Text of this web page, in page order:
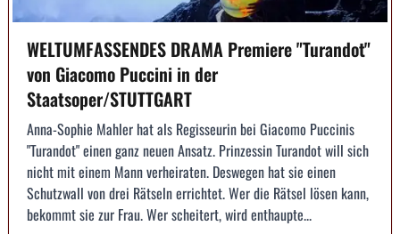
WELTUMFASSENDES DRAMA Premiere "Turandot"
von Giacomo Puccini in der
Staatsoper/STUTTGART
Anna-Sophie Mahler hat als Regisseurin bei Giacomo Puccinis
"Turandot" einen ganz neuen Ansatz. Prinzessin Turandot will sich
nicht mit einem Mann verheiraten. Deswegen hat sie einen
Schutzwall von drei Rätseln errichtet. Wer die Rätsel lösen kann,
bekommt sie zur Frau. Wer scheitert, wird enthaupte...